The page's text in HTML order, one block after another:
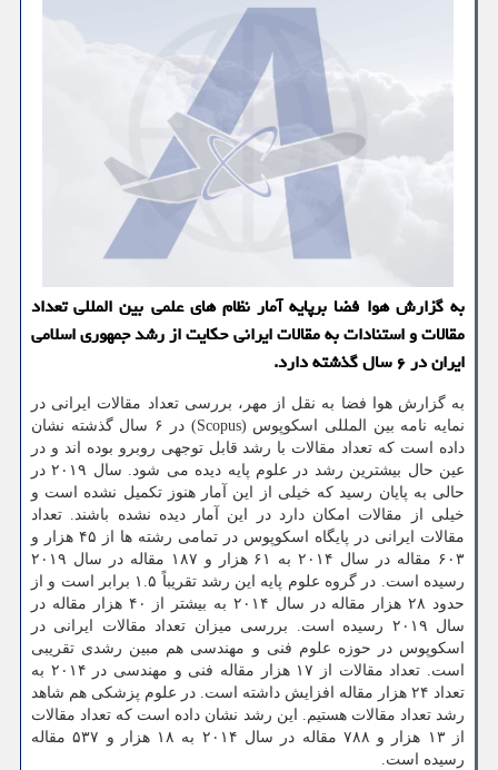
به گزارش هوا فضا برپایه آمار نظام های علمی بین المللی تعداد
مقالات و استنادات به مقالات ایرانی حكایت از رشد جمهوری اسلامی
ایران در ۶ سال گذشته دارد.
به گزارش هوا فضا به نقل از مهر، بررسی تعداد مقالات ایرانی در
نمایه نامه بین المللی اسكوپوس (Scopus) در ۶ سال گذشته نشان
داده است كه تعداد مقالات با رشد قابل توجهی روبرو بوده اند و در
عین حال بیشترین رشد در علوم پایه دیده می شود. سال ۲۰۱۹ در
حالی به پایان رسید كه خیلی از این آمار هنوز تكمیل نشده است و
خیلی از مقالات امكان دارد در این آمار دیده نشده باشند. تعداد
مقالات ایرانی در پایگاه اسكوپوس در تمامی رشته ها از ۴۵ هزار و
۶۰۳ مقاله در سال ۲۰۱۴ به ۶۱ هزار و ۱۸۷ مقاله در سال ۲۰۱۹
رسیده است. در گروه علوم پایه این رشد تقریباً ۱.۵ برابر است و از
حدود ۲۸ هزار مقاله در سال ۲۰۱۴ به بیشتر از ۴۰ هزار مقاله در
سال ۲۰۱۹ رسیده است. بررسی میزان تعداد مقالات ایرانی در
اسكوپوس در حوزه علوم فنی و مهندسی هم مبین رشدی تقریبی
است. تعداد مقالات از ۱۷ هزار مقاله فنی و مهندسی در ۲۰۱۴ به
تعداد ۲۴ هزار مقاله افزایش داشته است. در علوم پزشكی هم شاهد
رشد تعداد مقالات هستیم. این رشد نشان داده است كه تعداد مقالات
از ۱۳ هزار و ۷۸۸ مقاله در سال ۲۰۱۴ به ۱۸ هزار و ۵۳۷ مقاله
رسیده است.